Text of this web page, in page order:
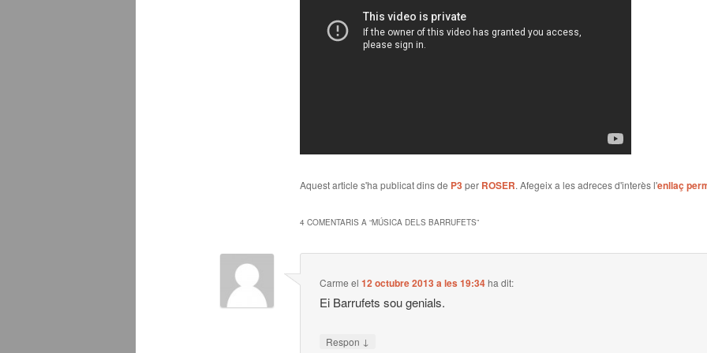
Aquest article s'ha publicat dins de P3per ROSER. Afegeix a les adreces d'interès l'enllaç
4 COMENTARIS A “MÚSICA DELS BARRUFETS”
Carme el12 octubre 2013 a les 19:34ha dit:
Ei Barrufets sou genials.
Respon ↓